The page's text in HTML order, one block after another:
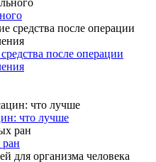
после операции
что лучше